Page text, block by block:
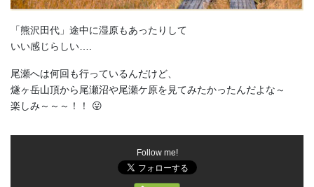
「熊沢田代」途中に湿原もあったりして
いい感じらしい….
尾瀬へは何回も行っているんだけど、
燧ヶ岳山頂から尾瀬沼や尾瀬ケ原を見てみたかったんだよな～
楽しみ～～～！！ 😛
Follow me!